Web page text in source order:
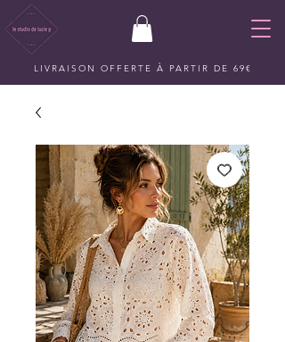
LIVRAISON OFFERTE À PARTIR DE 69€